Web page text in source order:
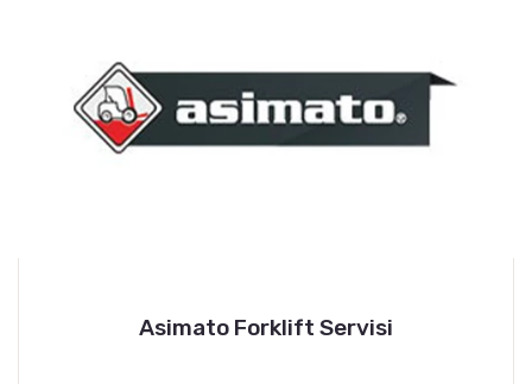
Asimato Forklift Servisi